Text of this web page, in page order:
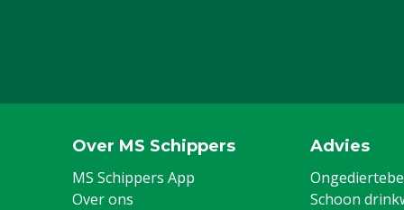
Over MS Schippers
MS Schippers App
Over ons
Advies
Schoon